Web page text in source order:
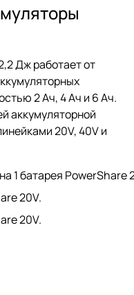
Дж работает от
2 Ач, 4 Ач и 6 Ач.
аккумуляторной
20V, 40V и
1 батарея PowerShare
20V.
20V.